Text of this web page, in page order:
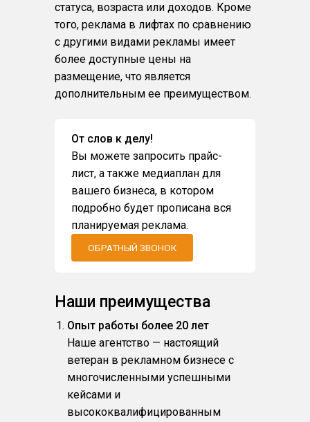
статуса, возраста или доходов. Кроме
того, реклама в лифтах по сравнению
с другими видами рекламы имеет
более доступные цены на
размещение, что является
дополнительным ее преимуществом.
От слов к делу!
Вы можете запросить прайс-
лист, а также медиаплан для
вашего бизнеса, в котором
подробно будет прописана вся
планируемая реклама.
ОБРАТНЫЙ ЗВОНОК
Наши преимущества
Опыт работы более 20 лет
Наше агентство — настоящий
ветеран в рекламном бизнесе с
многочисленными успешными
кейсами и
высококвалифицированным